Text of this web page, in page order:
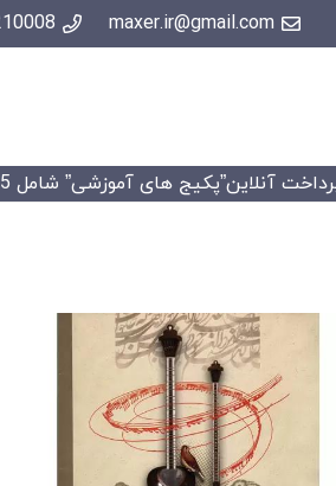
maxer.ir@gmail.com
های آموزشی” شامل 15 درصد تخفیف خواهد شد.